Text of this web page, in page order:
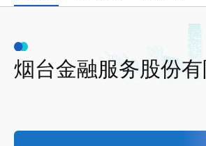
烟台金融服务股份有